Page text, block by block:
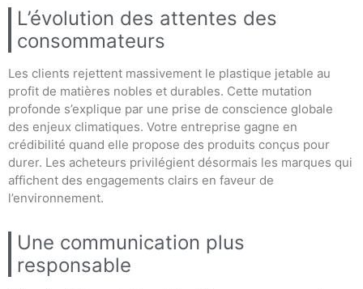
L’évolution des attentes des
consommateurs
Les clients rejettent massivement le plastique jetable au
profit de matières nobles et durables. Cette mutation
profonde s’explique par une prise de conscience globale
des enjeux climatiques. Votre entreprise gagne en
crédibilité quand elle propose des produits conçus pour
durer. Les acheteurs privilégient désormais les marques qui
affichent des engagements clairs en faveur de
l’environnement.
Une communication plus
responsable